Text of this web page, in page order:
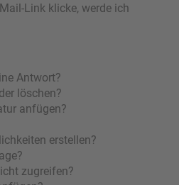
Link klicke, werde ich
Antwort?
löschen?
anfügen?
erstellen?
zugreifen?